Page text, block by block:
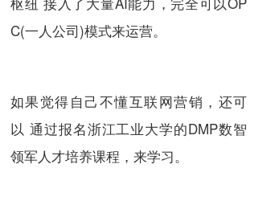
C(一人公司)模式来运营。
如果觉得自己不懂互联网营销，还可
以 通过报名浙江工业大学的DMP数智
领军人才培养课程，来学习。